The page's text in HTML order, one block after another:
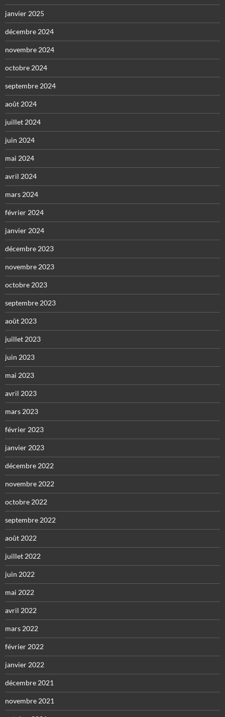
janvier 2025
décembre 2024
novembre 2024
octobre 2024
septembre 2024
août 2024
juillet 2024
juin 2024
mai 2024
avril 2024
mars 2024
février 2024
janvier 2024
décembre 2023
novembre 2023
octobre 2023
septembre 2023
août 2023
juillet 2023
juin 2023
mai 2023
avril 2023
mars 2023
février 2023
janvier 2023
décembre 2022
novembre 2022
octobre 2022
septembre 2022
août 2022
juillet 2022
juin 2022
mai 2022
avril 2022
mars 2022
février 2022
janvier 2022
décembre 2021
novembre 2021